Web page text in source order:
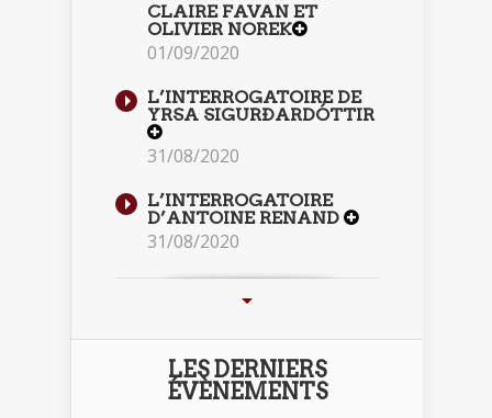
CLAIRE FAVAN ET
OLIVIER NOREK
01/09/2020
L’INTERROGATOIRE DE
YRSA SIGURÐARDÓTTIR
31/08/2020
L’INTERROGATOIRE
D’ANTOINE RENAND
31/08/2020
LES DERNIERS
ÉVÈNEMENTS